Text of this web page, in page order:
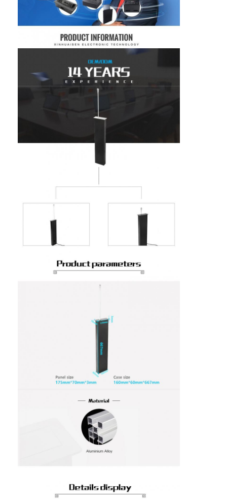
Produits
A propos de nous
Système de conférence
Ascenseur de moniteur LCD
Une prise de bureau pop-up